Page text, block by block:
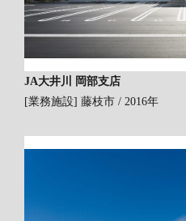
JA大井川 岡部支店
[業務施設] 藤枝市 / 2016年